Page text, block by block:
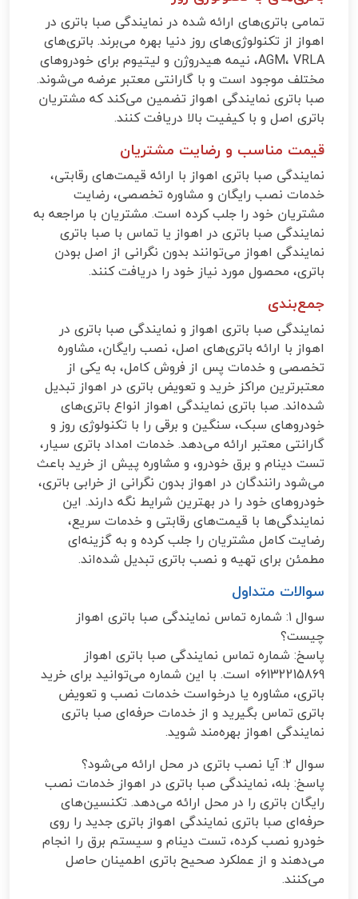
تمامی باتری‌های ارائه شده در نمایندگی صبا باتری در
اهواز از تکنولوژی‌های روز دنیا بهره می‌برند. باتری‌های
AGM، VRLA، نیمه هیدروژن و لیتیوم برای خودروهای
مختلف موجود است و با گارانتی معتبر عرضه می‌شوند.
صبا باتری نمایندگی اهواز تضمین می‌کند که مشتریان
باتری اصل و با کیفیت بالا دریافت کنند.
قیمت مناسب و رضایت مشتریان
نمایندگی صبا باتری اهواز با ارائه قیمت‌های رقابتی،
خدمات نصب رایگان و مشاوره تخصصی، رضایت
مشتریان خود را جلب کرده است. مشتریان با مراجعه به
نمایندگی صبا باتری در اهواز یا تماس با صبا باتری
نمایندگی اهواز می‌توانند بدون نگرانی از اصل بودن
باتری، محصول مورد نیاز خود را دریافت کنند.
جمع‌بندی
نمایندگی صبا باتری اهواز و نمایندگی صبا باتری در
اهواز با ارائه باتری‌های اصل، نصب رایگان، مشاوره
تخصصی و خدمات پس از فروش کامل، به یکی از
معتبرترین مراکز خرید و تعویض باتری در اهواز تبدیل
شده‌اند. صبا باتری نمایندگی اهواز انواع باتری‌های
خودروهای سبک، سنگین و برقی را با تکنولوژی روز و
گارانتی معتبر ارائه می‌دهد. خدمات امداد باتری سیار،
تست دینام و برق خودرو، و مشاوره پیش از خرید باعث
می‌شود رانندگان در اهواز بدون نگرانی از خرابی باتری،
خودروهای خود را در بهترین شرایط نگه دارند. این
نمایندگی‌ها با قیمت‌های رقابتی و خدمات سریع،
رضایت کامل مشتریان را جلب کرده و به گزینه‌ای
مطمئن برای تهیه و نصب باتری تبدیل شده‌اند.
سوالات متداول
سوال ۱: شماره تماس نمایندگی صبا باتری اهواز
چیست؟
پاسخ: شماره تماس نمایندگی صبا باتری اهواز
06132215869 است. با این شماره می‌توانید برای خرید
باتری، مشاوره یا درخواست خدمات نصب و تعویض
باتری تماس بگیرید و از خدمات حرفه‌ای صبا باتری
نمایندگی اهواز بهره‌مند شوید.
سوال ۲: آیا نصب باتری در محل ارائه می‌شود؟
پاسخ: بله، نمایندگی صبا باتری در اهواز خدمات نصب
رایگان باتری را در محل ارائه می‌دهد. تکنسین‌های
حرفه‌ای صبا باتری نمایندگی اهواز باتری جدید را روی
خودرو نصب کرده، تست دینام و سیستم برق را انجام
می‌دهند و از عملکرد صحیح باتری اطمینان حاصل
می‌کنند.